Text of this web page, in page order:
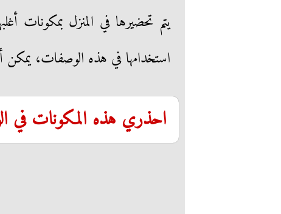
يتم تحضيرها في المنزل بمكونات
استخدامها في هذه الوصفات، يمكن
احذري هذه المكونات في